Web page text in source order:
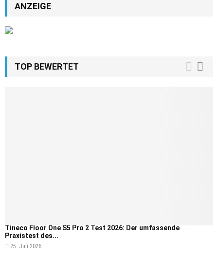
ANZEIGE
TOP BEWERTET
Tineco Floor One S5 Pro 2 Test 2026: Der umfassende
Praxistest des...
25. Juli 2026